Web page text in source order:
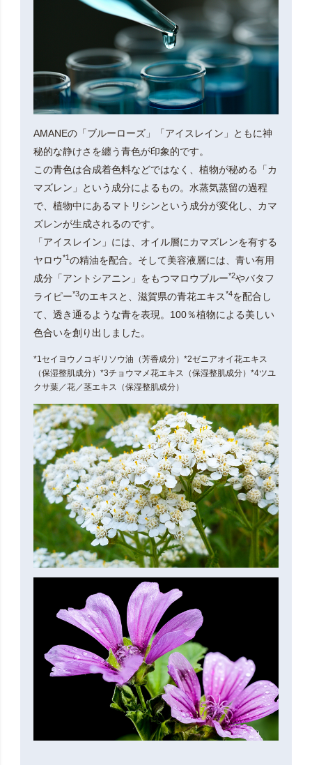
AMANEの「ブルーローズ」「アイスレイン」ともに神
秘的な静けさを纏う青色が印象的です。
この青色は合成着色料などではなく、植物が秘める「カ
マズレン」という成分によるもの。水蒸気蒸留の過程
で、植物中にあるマトリシンという成分が変化し、カマ
ズレンが生成されるのです。
「アイスレイン」には、オイル層にカマズレンを有する
ヤロウ*1の精油を配合。そして美容液層には、青い有用
成分「アントシアニン」をもつマロウブルー*2やバタフ
ライピー*3のエキスと、滋賀県の青花エキス*4を配合し
て、透き通るような青を表現。100％植物による美しい
色合いを創り出しました。
*1セイヨウノコギリソウ油（芳香成分）*2ゼニアオイ花エキス
（保湿整肌成分）*3チョウマメ花エキス（保湿整肌成分）*4ツユ
クサ葉／花／茎エキス（保湿整肌成分）